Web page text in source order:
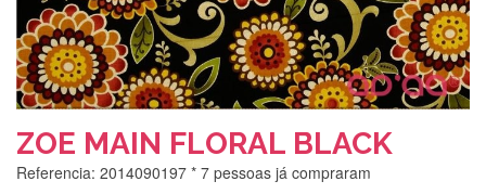
ZOE MAIN FLORAL BLACK
Referencia: 2014090197 * 7 pessoas já compraram